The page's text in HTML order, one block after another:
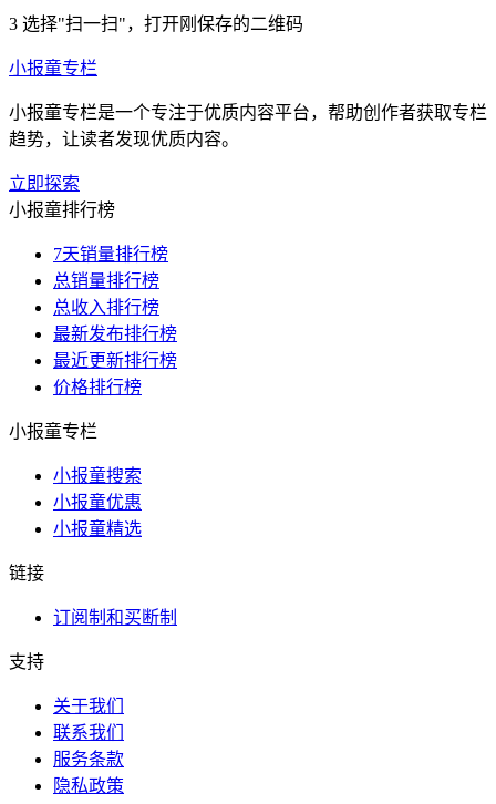
3 选择"扫一扫"，打开刚保存的二维码
小报童专栏
小报童专栏是一个专注于优质内容平台，帮助创作者获取专栏
趋势，让读者发现优质内容。
立即探索
小报童排行榜
7天销量排行榜
总销量排行榜
总收入排行榜
最新发布排行榜
最近更新排行榜
价格排行榜
小报童专栏
小报童搜索
小报童优惠
小报童精选
链接
订阅制和买断制
支持
关于我们
联系我们
服务条款
隐私政策